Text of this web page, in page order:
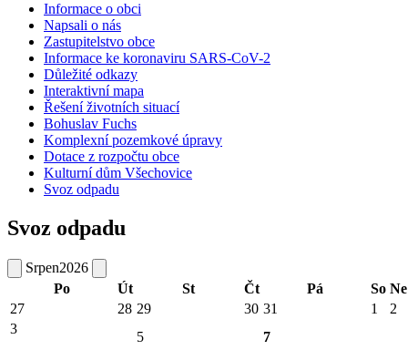
Informace o obci
Napsali o nás
Zastupitelstvo obce
Informace ke koronaviru SARS-CoV-2
Důležité odkazy
Interaktivní mapa
Řešení životních situací
Bohuslav Fuchs
Komplexní pozemkové úpravy
Dotace z rozpočtu obce
Kulturní dům Všechovice
Svoz odpadu
Svoz odpadu
Srpen2026
Po
Út St Čt Pá So Ne
27
28 29 30 31 1
2
3
5
7